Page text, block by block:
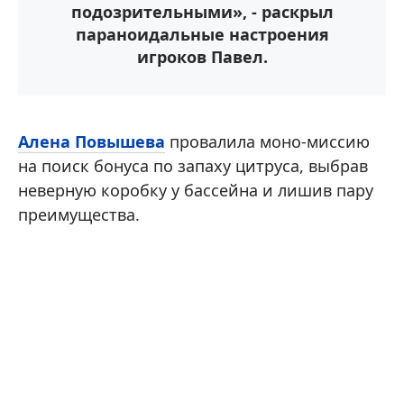
подозрительными», - раскрыл
параноидальные настроения
игроков Павел.
Алена Повышева провалила моно-миссию
на поиск бонуса по запаху цитруса, выбрав
неверную коробку у бассейна и лишив пару
преимущества.